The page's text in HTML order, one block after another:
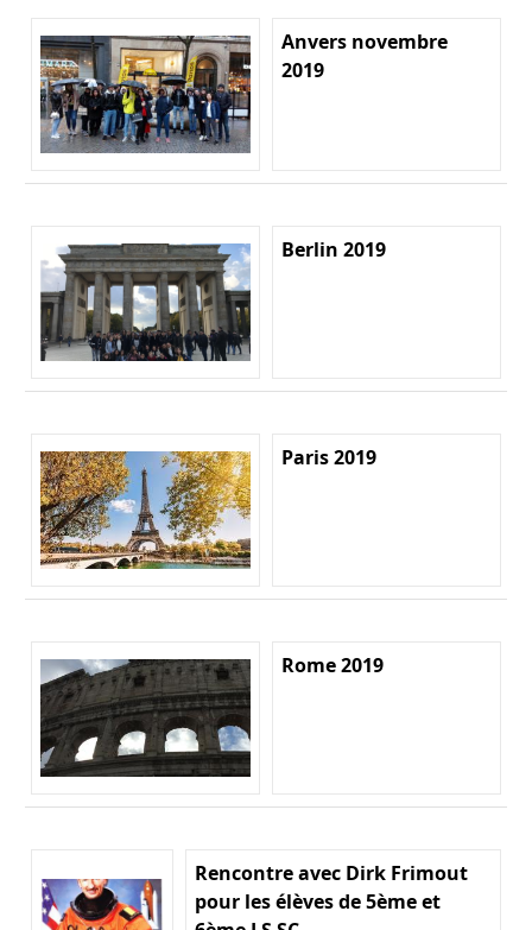
Anvers novembre
2019
Berlin 2019
Paris 2019
Rome 2019
Rencontre avec Dirk Frimout
pour les élèves de 5ème et